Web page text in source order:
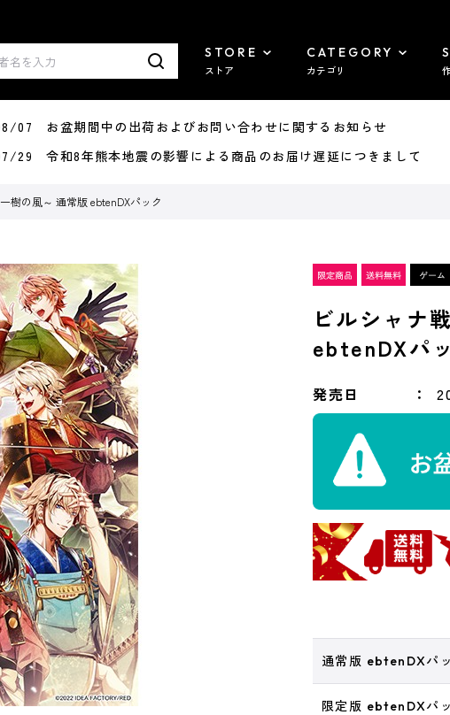
STORE
ストア
CATEGORY
カテゴリ
07 お盆期間中の出荷およびお問い合わせに関するお知らせ
29 令和8年熊本地震の影響による商品のお届け遅延につきまして
樹の風～ 通常版 ebtenDXパック
ビルシャナ
ebtenDXパ
発売日
通常版 ebtenDXパ
限定版 ebtenDXパ